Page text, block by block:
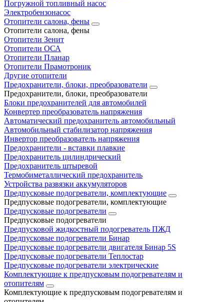
Погружной топливный насос
Электробензонасос
Отопители салона, фены
Отопители салона, фены
Отопители Зенит
Отопители ОСА
Отопители Планар
Отопители Прамотроник
Другие отопители
Предохранители, блоки, преобразователи
Предохранители, блоки, преобразователи
Блоки предохранителей для автомобилей
Конвертер преобразователь напряжения
Автоматический предохранитель автомобильный
Автомобильный стабилизатор напряжения
Инвертор преобразователь напряжения
Предохранители - вставки плавкие
Предохранитель цилиндрический
Предохранитель штыревой
Термобиметаллический предохранитель
Устройства развязки аккумуляторов
Предпусковые подогреватели, комплектующие
Предпусковые подогреватели, комплектующие
Предпусковые подогреватели
Предпусковые подогреватели
Предпусковой жидкостный подогреватель ПЖД
Предпусковые подогреватели Бинар
Предпусковые подогреватели двигателя Бинар 5S
Предпусковые подогреватели Теплостар
Предпусковые подогреватели электрические
Комплектующие к предпусковым подогревателям и
отопителям
Комплектующие к предпусковым подогревателям и